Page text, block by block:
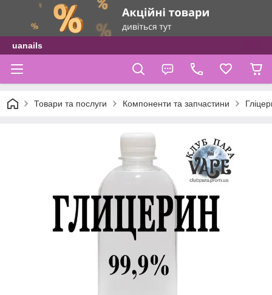
uanails
Товари та послуги Компоненти та запчастини